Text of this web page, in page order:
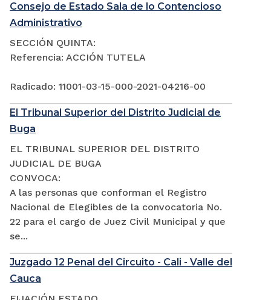
Consejo de Estado Sala de lo Contencioso
Administrativo
SECCIÓN QUINTA:
Referencia: ACCIÓN TUTELA
Radicado: 11001-03-15-000-2021-04216-00
El Tribunal Superior del Distrito Judicial de
Buga
EL TRIBUNAL SUPERIOR DEL DISTRITO
JUDICIAL DE BUGA
CONVOCA:
A las personas que conforman el Registro
Nacional de Elegibles de la convocatoria No.
22 para el cargo de Juez Civil Municipal y que
se...
Juzgado 12 Penal del Circuito - Cali - Valle del
Cauca